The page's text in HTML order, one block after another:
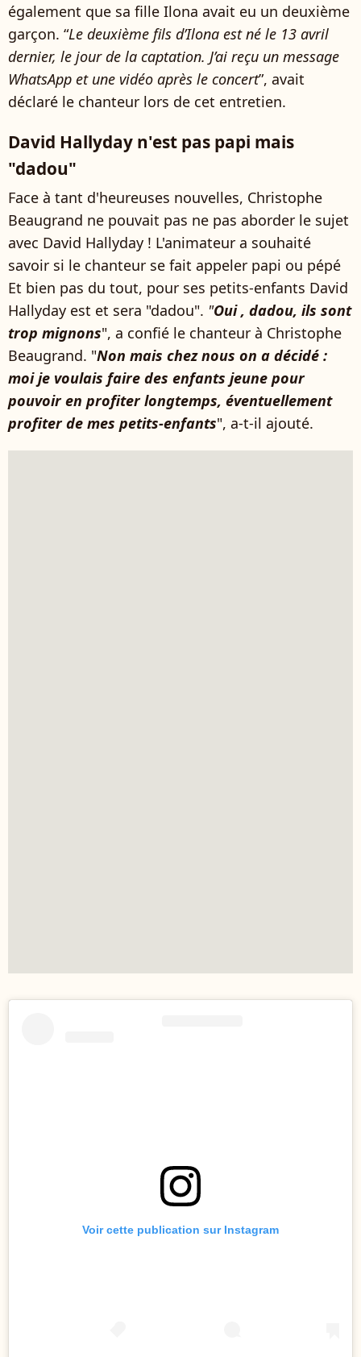
également que sa fille Ilona avait eu un deuxième
garçon. “Le deuxième fils d’Ilona est né le 13 avril
dernier, le jour de la captation. J’ai reçu un message
WhatsApp et une vidéo après le concert”, avait
déclaré le chanteur lors de cet entretien.
David Hallyday n'est pas papi mais
"dadou"
Face à tant d'heureuses nouvelles, Christophe
Beaugrand ne pouvait pas ne pas aborder le sujet
avec David Hallyday ! L'animateur a souhaité
savoir si le chanteur se fait appeler papi ou pépé
Et bien pas du tout, pour ses petits-enfants David
Hallyday est et sera "dadou". "Oui , dadou, ils sont
trop mignons", a confié le chanteur à Christophe
Beaugrand. "Non mais chez nous on a décidé :
moi je voulais faire des enfants jeune pour
pouvoir en profiter longtemps, éventuellement
profiter de mes petits-enfants", a-t-il ajouté.
Voir cette publication sur Instagram